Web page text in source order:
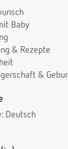
Baby
& Rezepte
&
Deutsch